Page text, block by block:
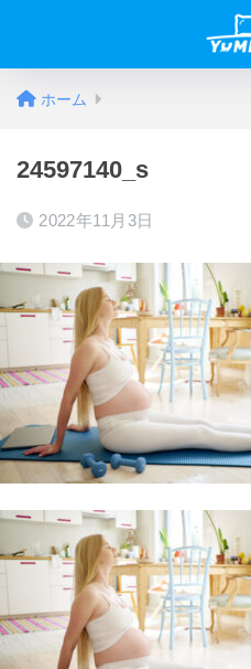
ホーム
24597140_s
2022年11月3日